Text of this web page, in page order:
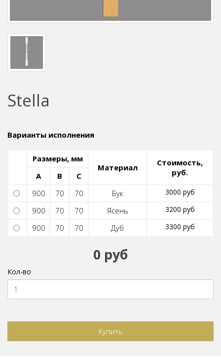
Stella
Варианты исполнения
Размеры, мм
Материал
Стоимость,
руб.
A B
C
900
70 70 Бук 3000 руб
900 70 70 Ясень 3200 руб
900 70 70 Дуб 3300 руб
0 руб
Кол-во
Купить